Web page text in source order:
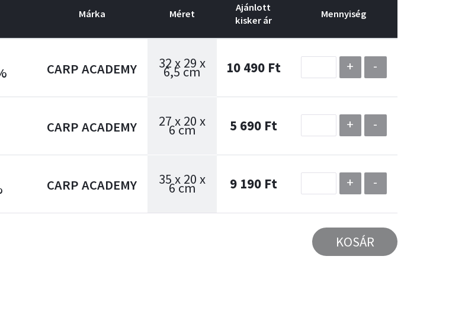
Márka Méret
Ajánlott
kisker ár
Mennyiség
CARP ACADEMY 32 x 29 x
6,5 cm 10 490 Ft + -
CARP ACADEMY 27 x 20 x
6 cm 5 690 Ft + -
CARP ACADEMY 35 x 20 x
6 cm 9 190 Ft + -
KOSÁR